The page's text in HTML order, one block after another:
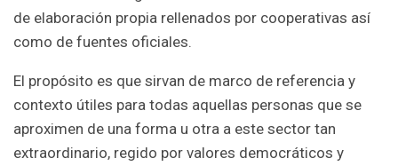
de elaboración propia rellenados por cooperativas así
como de fuentes oficiales.
El propósito es que sirvan de marco de referencia y
contexto útiles para todas aquellas personas que se
aproximen de una forma u otra a este sector tan
extraordinario, regido por valores democráticos y